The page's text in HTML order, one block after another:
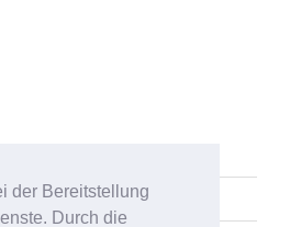
der Bereitstellung
Durch die